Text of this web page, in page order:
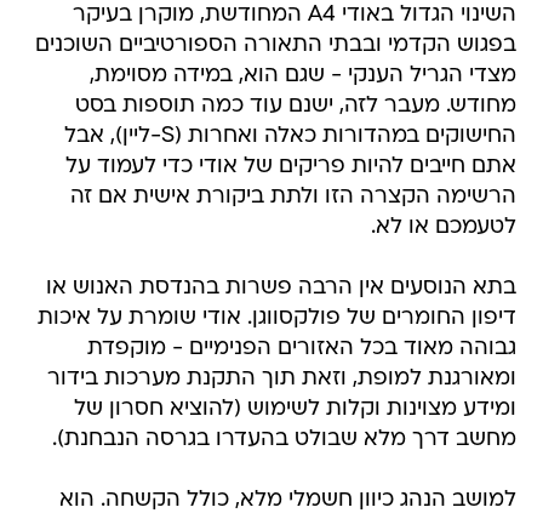
השינוי הגדול באודי A4 המחודשת, מוקרן בעיקר
בפגוש הקדמי ובבתי התאורה הספורטיביים השוכנים
מצדי הגריל הענקי - שגם הוא, במידה מסוימת,
מחודש. מעבר לזה, ישנם עוד כמה תוספות בסט
החישוקים במהדורות כאלה ואחרות (S-ליין), אבל
אתם חייבים להיות פריקים של אודי כדי לעמוד על
הרשימה הקצרה הזו ולתת ביקורת אישית אם זה
לטעמכם או לא.
בתא הנוסעים אין הרבה פשרות בהנדסת האנוש או
דיפון החומרים של פולקסווגן. אודי שומרת על איכות
גבוהה מאוד בכל האזורים הפנימיים - מוקפדת
ומאורגנת למופת, וזאת תוך התקנת מערכות בידור
ומידע מצוינות וקלות לשימוש (להוציא חסרון של
מחשב דרך מלא שבולט בהעדרו בגרסה הנבחנת).
למושב הנהג כיוון חשמלי מלא, כולל הקשחה. הוא